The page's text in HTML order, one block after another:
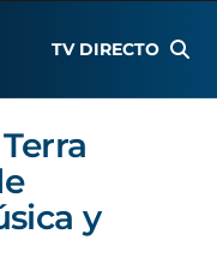
TV DIRECTO
y